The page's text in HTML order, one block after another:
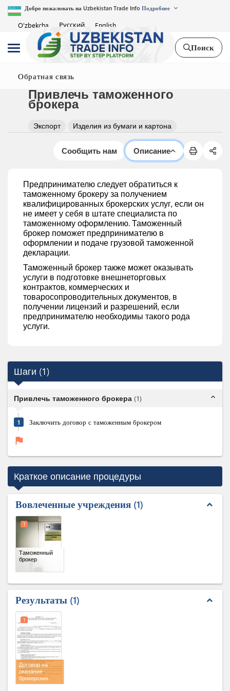
Добро пожаловать на Uzbekistan Trade Info Подробнее
O'zbekcha Русский English
Поиск
Обратная связь
Привлечь таможенного
брокера
Экспорт Изделия из бумаги и картона
Сообщить нам Описание
Предпринимателю следует обратиться к
таможенному брокеру за получением
квалифицированных брокерских услуг, если он
не имеет у себя в штате специалиста по
таможенному оформлению. Таможенный
брокер поможет предпринимателю в
оформлении и подаче грузовой таможенной
декларации.
Таможенный брокер также может оказывать
услуги в подготовке внешнеторговых
контрактов, коммерческих и
товаросопроводительных документов, в
получении лицензий и разрешений, если
предпринимателю необходимы такого рода
услуги.
Шаги (1)
Привлечь таможенного брокера (1) expand_less
1 Заключить договор с таможенным брокером
flag
Краткое описание процедуры
Вовлеченные учреждения 1 expand_less
Таможенный
брокер
1
Результаты 1 expand_less
Договор на
оказание
брокерских
услуг
1